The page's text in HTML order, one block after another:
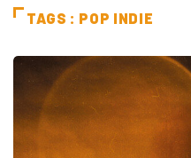
TAGS : POP INDIE